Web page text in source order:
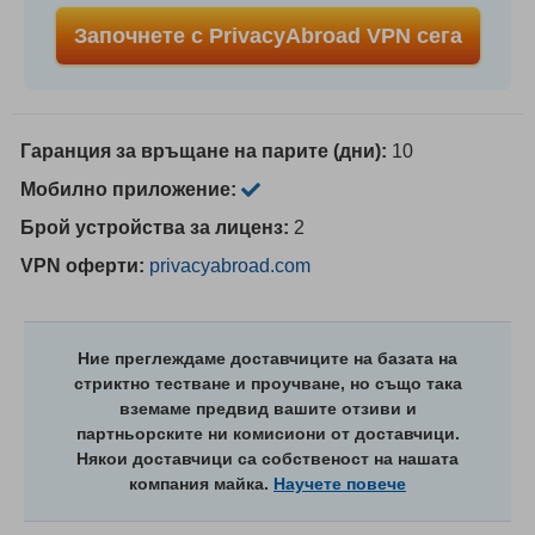
Започнете с PrivacyAbroad VPN сега
Гаранция за връщане на парите (дни): 10
Мобилно приложение:
Брой устройства за лиценз: 2
VPN оферти: privacyabroad.com
Ние преглеждаме доставчиците на базата на
стриктно тестване и проучване, но също така
вземаме предвид вашите отзиви и
партньорските ни комисиони от доставчици.
Някои доставчици са собственост на нашата
компания майка. Научете повече